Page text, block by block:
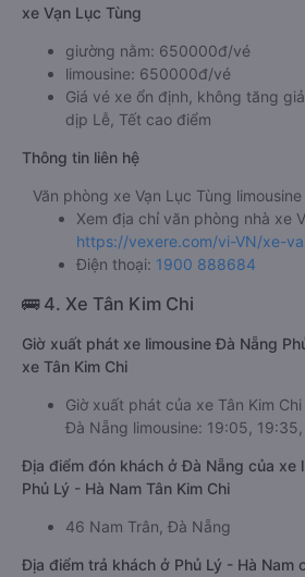
xe Vạn Lục Tùng
giường nằm: 650000đ/vé
limousine: 650000đ/vé
Giá vé xe ổn định, không tăng
dịp Lễ, Tết cao điểm
Thông tin liên hệ
Văn phòng xe Vạn Lục Tùng
Xem địa chỉ văn phòng nhà xe
https://vexere.com/vi-VN/xe-
Điện thoại: 1900 888684
🚌 4. Xe Tân Kim Chi
Giờ xuất phát xe limousine Đà Nẵng
xe Tân Kim Chi
Giờ xuất phát của xe Tân Kim
Đà Nẵng limousine: 19:05,
Địa điểm đón khách ở Đà Nẵng của xe
Phủ Lý - Hà Nam Tân Kim Chi
46 Nam Trân, Đà Nẵng
Địa điểm trả khách ở Phủ Lý - Hà Nam